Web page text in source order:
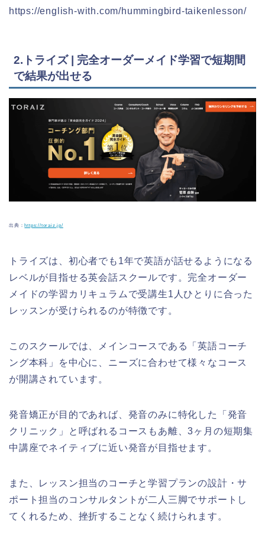
https://english-with.com/hummingbird-taikenlesson/
2.トライズ | 完全オーダーメイド学習で短期間
で結果が出せる
出典： https://toraiz.jp/
トライズは、初心者でも1年で英語が話せるようになる
レベルが目指せる英会話スクールです。完全オーダー
メイドの学習カリキュラムで受講生1人ひとりに合った
レッスンが受けられるのが特徴です。
このスクールでは、メインコースである「英語コーチ
ング本科」を中心に、ニーズに合わせて様々なコース
が開講されています。
発音矯正が目的であれば、発音のみに特化した「発音
クリニック」と呼ばれるコースもあ離、3ヶ月の短期集
中講座でネイティブに近い発音が目指せます。
また、レッスン担当のコーチと学習プランの設計・サ
ポート担当のコンサルタントが二人三脚でサポートし
てくれるため、挫折することなく続けられます。